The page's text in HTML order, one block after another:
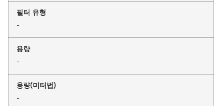
필터 유형
-
용량
-
용량(미터법)
-